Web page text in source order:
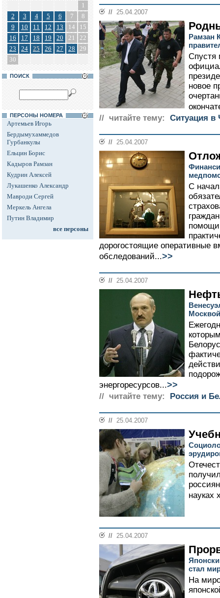
1
2
3 4 5 6 7
8
9
10 11 12 13 14
15
16
17 18 19 20 21
22
23
24 25 26 27 28
29
30
ПОИСК
ПЕРСОНЫ НОМЕРА
Артемьев Игорь
Бердымухаммедов
Гурбанкулы
Ельцин Борис
Кадыров Рамзан
Кудрин Алексей
Лукашенко Александр
Мавроди Сергей
Меркель Ангела
Путин Владимир
все персоны
// 25.04.2007
Рамзан
Спустя
новое
// читайте тему:
Ситуация в
// 25.04.2007
С
дорогостоящие оперативные
обследований...>>
// 25.04.2007
Москвой
энергоресурсов...>>
// читайте тему: Россия и
// 25.04.2007
науках
// 25.04.2007
стал
На